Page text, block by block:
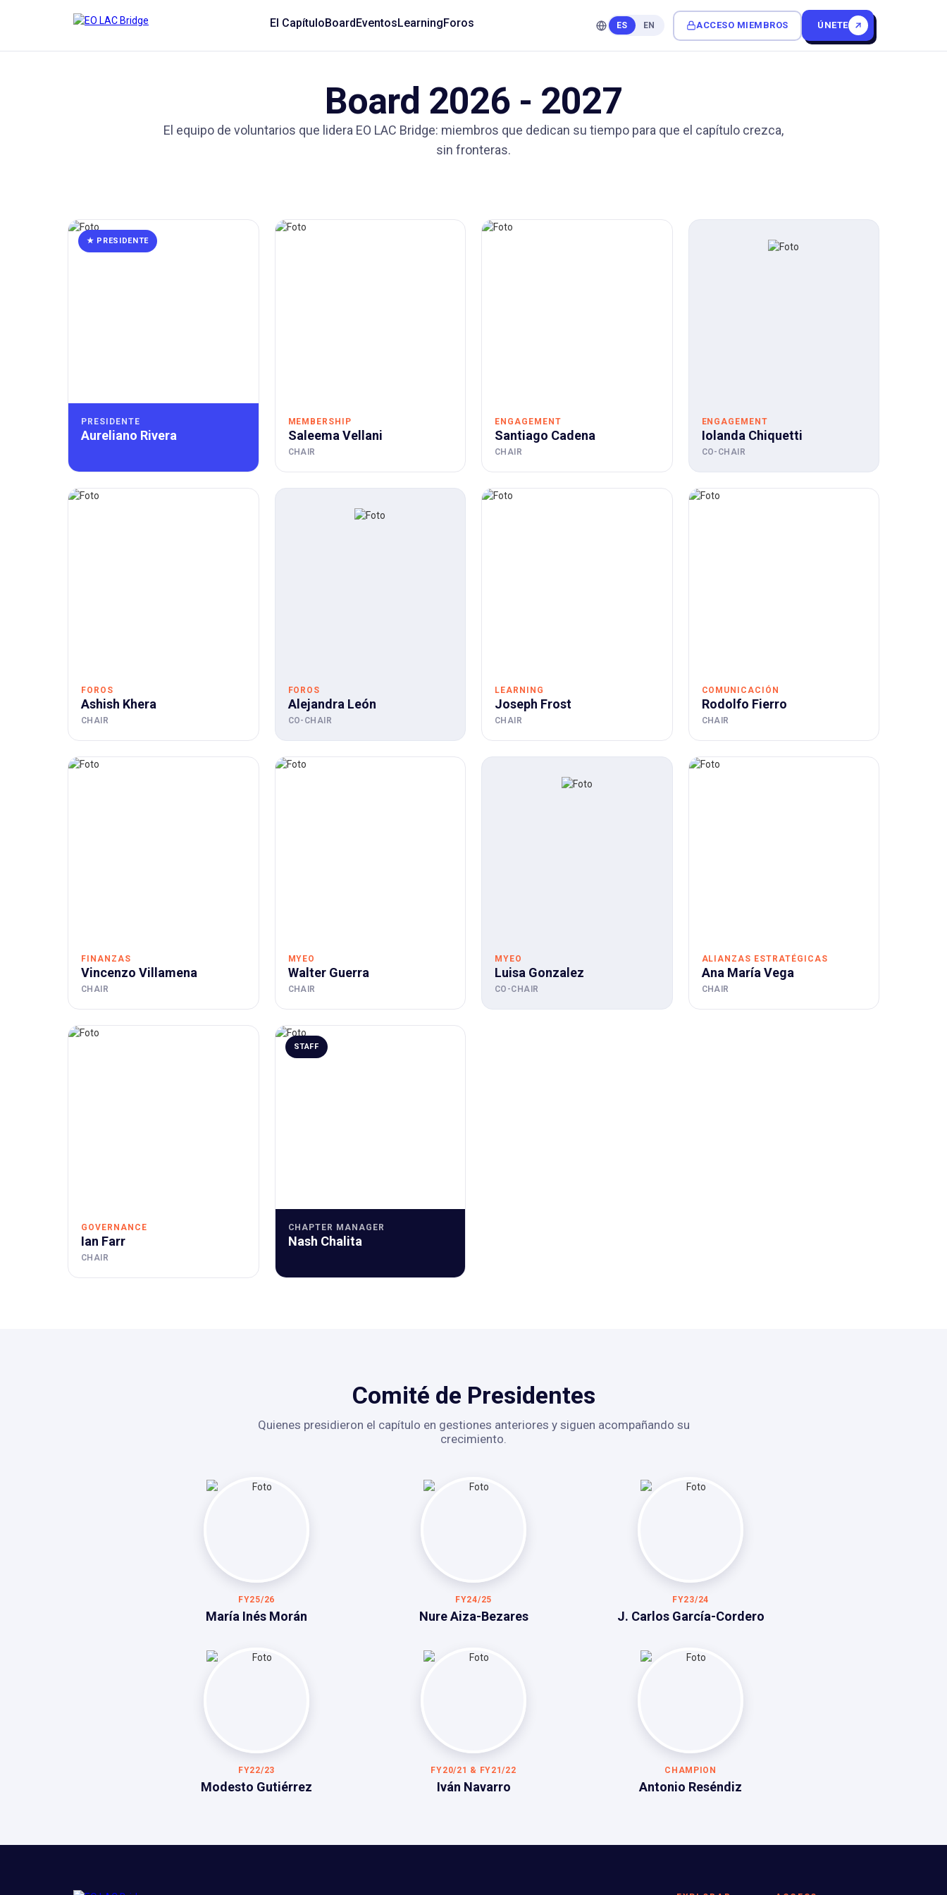
El CapítuloBoardEventosLearningForos ES EN ACCESO MIEMBROS ÚNETE
Board 2026 - 2027
El equipo de voluntarios que lidera EO LAC Bridge: miembros que dedican su tiempo para que el capítulo crezca,
sin fronteras.
★ PRESIDENTE
PRESIDENTE
Aureliano Rivera
MEMBERSHIP
Saleema Vellani
CHAIR
ENGAGEMENT
Santiago Cadena
CHAIR
ENGAGEMENT
Iolanda Chiquetti
CO-CHAIR
FOROS
Ashish Khera
CHAIR
FOROS
Alejandra León
CO-CHAIR
LEARNING
Joseph Frost
CHAIR
COMUNICACIÓN
Rodolfo Fierro
CHAIR
FINANZAS
Vincenzo Villamena
CHAIR
MYEO
Walter Guerra
CHAIR
MYEO
Luisa Gonzalez
CO-CHAIR
ALIANZAS ESTRATÉGICAS
Ana María Vega
CHAIR
GOVERNANCE
Ian Farr
CHAIR
STAFF
CHAPTER MANAGER
Nash Chalita
Comité de Presidentes
Quienes presidieron el capítulo en gestiones anteriores y siguen acompañando su
crecimiento.
FY25/26
María Inés Morán
FY24/25
Nure Aiza-Bezares
FY23/24
J. Carlos García-Cordero
FY22/23
Modesto Gutiérrez
FY20/21 & FY21/22
Iván Navarro
CHAMPION
Antonio Reséndiz